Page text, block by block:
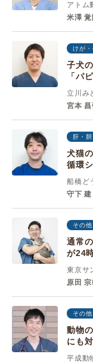
アトム
米澤
けが
子犬
「パ
立川み
宮本
肝・
犬猫
循環
船橋ど
守下 建
その他
通常
が24
東京サ
原田
その他
動物
にも
平成動